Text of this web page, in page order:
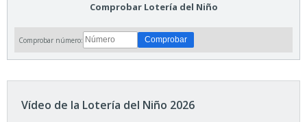
Comprobar Lotería del Niño
Comprobar número:
Vídeo de la Lotería del Niño 2026